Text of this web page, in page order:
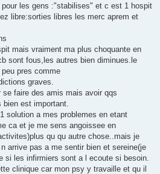
les gens :"stabilises" et c est 1 hospit
libre:sorties libres les merc aprem et
mais vraiment ma plus choquante en
sont fous,les autres bien diminues.le
pres comme
graves.
faire des amis mais avoir qqs
est important.
solution a mes problemes en etant
ca et je me sens angoissee en
qu qu autre chose..mais je
arrive pas a me sentir bien et sereine(je
si les infirmiers sont a l ecoute si besoin.
clinique car mon psy y travaille et qu il